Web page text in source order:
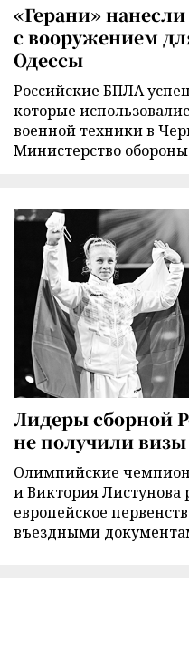
«Герани»
с вооружением
Одессы
Российские БПЛА
которые
военной техники в
Министерство
Лидеры сборной
не получили
Олимпийские
и Виктория Листунова
европейское
въездными